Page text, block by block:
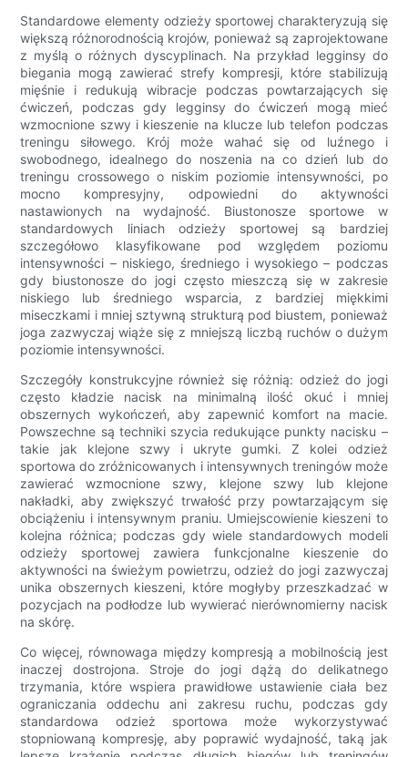
Standardowe elementy odzieży sportowej charakteryzują się
większą różnorodnością krojów, ponieważ są zaprojektowane
z myślą o różnych dyscyplinach. Na przykład legginsy do
biegania mogą zawierać strefy kompresji, które stabilizują
mięśnie i redukują wibracje podczas powtarzających się
ćwiczeń, podczas gdy legginsy do ćwiczeń mogą mieć
wzmocnione szwy i kieszenie na klucze lub telefon podczas
treningu siłowego. Krój może wahać się od luźnego i
swobodnego, idealnego do noszenia na co dzień lub do
treningu crossowego o niskim poziomie intensywności, po
mocno kompresyjny, odpowiedni do aktywności
nastawionych na wydajność. Biustonosze sportowe w
standardowych liniach odzieży sportowej są bardziej
szczegółowo klasyfikowane pod względem poziomu
intensywności – niskiego, średniego i wysokiego – podczas
gdy biustonosze do jogi często mieszczą się w zakresie
niskiego lub średniego wsparcia, z bardziej miękkimi
miseczkami i mniej sztywną strukturą pod biustem, ponieważ
joga zazwyczaj wiąże się z mniejszą liczbą ruchów o dużym
poziomie intensywności.
Szczegóły konstrukcyjne również się różnią: odzież do jogi
często kładzie nacisk na minimalną ilość okuć i mniej
obszernych wykończeń, aby zapewnić komfort na macie.
Powszechne są techniki szycia redukujące punkty nacisku –
takie jak klejone szwy i ukryte gumki. Z kolei odzież
sportowa do zróżnicowanych i intensywnych treningów może
zawierać wzmocnione szwy, klejone szwy lub klejone
nakładki, aby zwiększyć trwałość przy powtarzającym się
obciążeniu i intensywnym praniu. Umiejscowienie kieszeni to
kolejna różnica; podczas gdy wiele standardowych modeli
odzieży sportowej zawiera funkcjonalne kieszenie do
aktywności na świeżym powietrzu, odzież do jogi zazwyczaj
unika obszernych kieszeni, które mogłyby przeszkadzać w
pozycjach na podłodze lub wywierać nierównomierny nacisk
na skórę.
Co więcej, równowaga między kompresją a mobilnością jest
inaczej dostrojona. Stroje do jogi dążą do delikatnego
trzymania, które wspiera prawidłowe ustawienie ciała bez
ograniczania oddechu ani zakresu ruchu, podczas gdy
standardowa odzież sportowa może wykorzystywać
stopniowaną kompresję, aby poprawić wydajność, taką jak